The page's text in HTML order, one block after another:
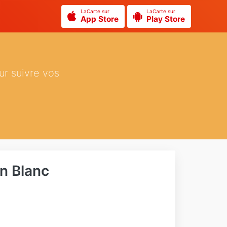
LaCarte sur
App Store
LaCarte sur
Play Store
suivre vos
Blanc